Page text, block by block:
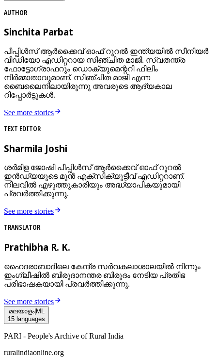
AUTHOR
Sinchita Parbat
പീപ്പിൾസ് ആർക്കൈവ് ഓഫ് റൂറൽ ഇന്ത്യയിൽ സീനിയർ
വീഡിയോ എഡിറ്ററായ സിഞ്ചിത മാജി. സ്വതന്ത്ര
ഫോട്ടോഗ്രാഫറും ഡൊക്യുമെന്ററി ഫിലിം
നിർമ്മാതാവുമാണ്. സിഞ്ചിത മാജി എന്ന
ബൈലൈനിലായിരുന്നു അവരുടെ ആദ്യകാല
റിപ്പോർട്ടുകൾ.
See more stories
TEXT EDITOR
Sharmila Joshi
ശർമിള ജോഷി പീപ്പിള്‍സ് ആര്‍ക്കൈവ് ഓഫ് റൂറല്‍
ഇന്‍ഡ്യയുടെ മുന്‍ എക്സിക്യൂട്ടീവ് എഡിറ്ററാണ്.
നിലവില്‍ എഴുത്തുകാരിയും അദ്ധ്യാപികയുമായി
പ്രവർത്തിക്കുന്നു.
See more stories
TRANSLATOR
Prathibha R. K.
ഹൈദരാബാദിലെ കേന്ദ്ര സര്‍വകലാശാലയില്‍ നിന്നും
ഇംഗ്ലീഷില്‍ ബിരുദാനന്തര ബിരുദം നേടിയ പ്രതിഭ
പരിഭാഷകയായി പ്രവര്‍ത്തിക്കുന്നു.
See more stories
മലയാളം| ML
15 languages
PARI - People's Archive of Rural India
ruralindiaonline.org